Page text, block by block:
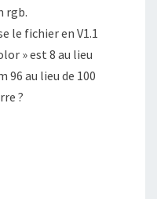
rgb.
le fichier en V1.1
» est 8 au lieu
96 au lieu de 100
?